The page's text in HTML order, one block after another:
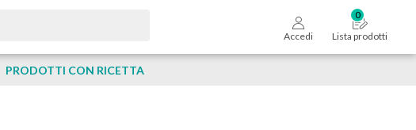
Accedi Lista prodotti
PRODOTTI CON RICETTA